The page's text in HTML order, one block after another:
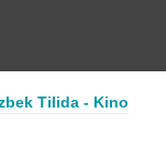
Tilida - Kino